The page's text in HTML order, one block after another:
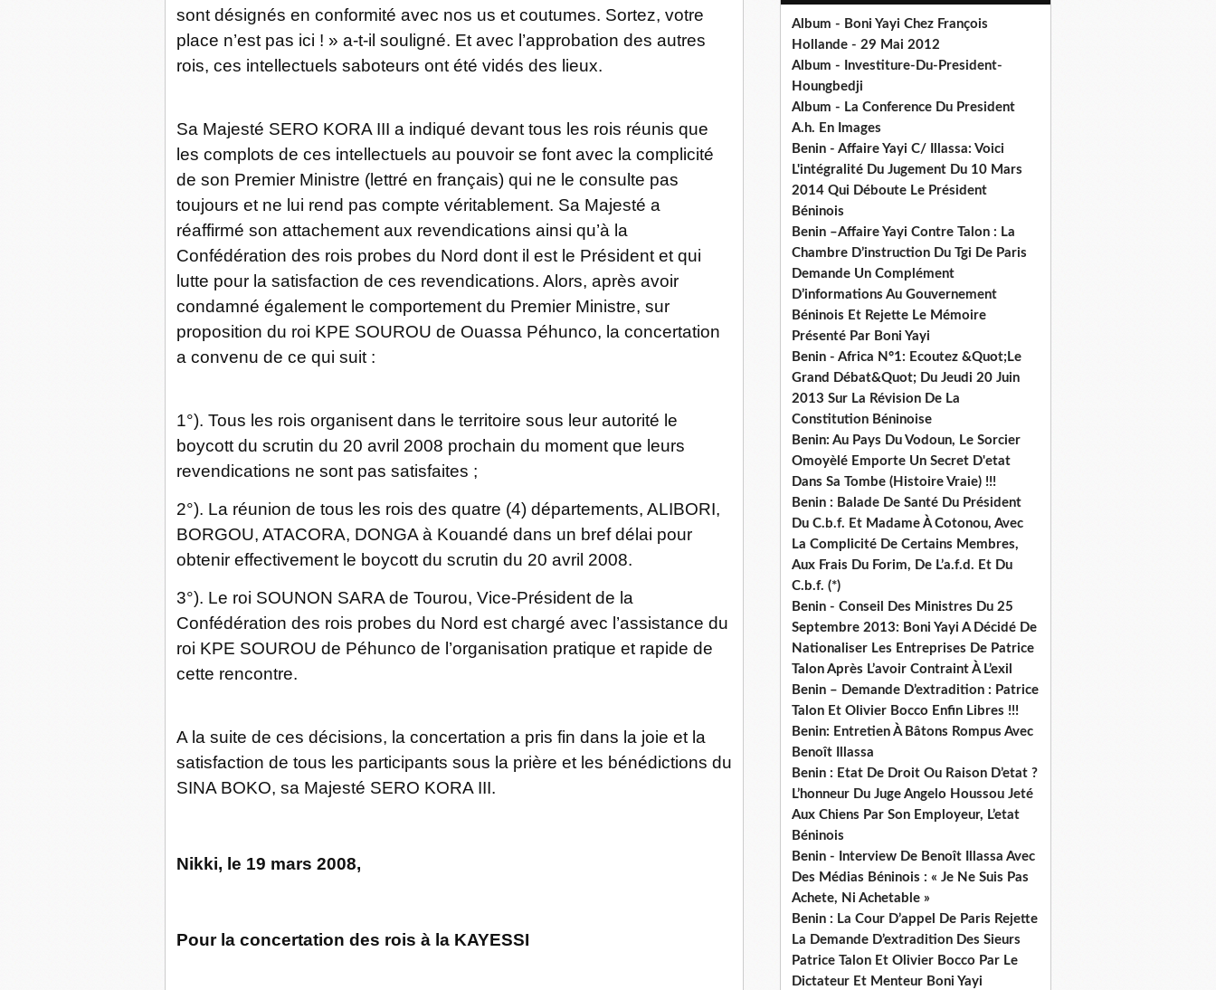
sont désignés en conformité avec nos us et coutumes. Sortez, votre
place n’est pas ici ! » a-t-il souligné. Et avec l’approbation des autres
rois, ces intellectuels saboteurs ont été vidés des lieux.
Sa Majesté SERO KORA III a indiqué devant tous les rois réunis que
les complots de ces intellectuels au pouvoir se font avec la complicité
de son Premier Ministre (lettré en français) qui ne le consulte pas
toujours et ne lui rend pas compte véritablement. Sa Majesté a
réaffirmé son attachement aux revendications ainsi qu’à la
Confédération des rois probes du Nord dont il est le Président et qui
lutte pour la satisfaction de ces revendications. Alors, après avoir
condamné également le comportement du Premier Ministre, sur
proposition du roi KPE SOUROU de Ouassa Péhunco, la concertation
a convenu de ce qui suit :
1°). Tous les rois organisent dans le territoire sous leur autorité le
boycott du scrutin du 20 avril 2008 prochain du moment que leurs
revendications ne sont pas satisfaites ;
2°). La réunion de tous les rois des quatre (4) départements, ALIBORI,
BORGOU, ATACORA, DONGA à Kouandé dans un bref délai pour
obtenir effectivement le boycott du scrutin du 20 avril 2008.
3°). Le roi SOUNON SARA de Tourou, Vice-Président de la
Confédération des rois probes du Nord est chargé avec l’assistance du
roi KPE SOUROU de Péhunco de l’organisation pratique et rapide de
cette rencontre.
A la suite de ces décisions, la concertation a pris fin dans la joie et la
satisfaction de tous les participants sous la prière et les bénédictions du
SINA BOKO, sa Majesté SERO KORA III.
Nikki, le 19 mars 2008,
Pour la concertation des rois à la KAYESSI
Album - Boni Yayi Chez François
Hollande - 29 Mai 2012
Album - Investiture-Du-President-
Houngbedji
Album - La Conference Du President
A.h. En Images
Benin - Affaire Yayi C/ Illassa: Voici
L'intégralité Du Jugement Du 10 Mars
2014 Qui Déboute Le Président
Béninois
Benin –Affaire Yayi Contre Talon : La
Chambre D’instruction Du Tgi De Paris
Demande Un Complément
D’informations Au Gouvernement
Béninois Et Rejette Le Mémoire
Présenté Par Boni Yayi
Benin - Africa N°1: Ecoutez &Quot;Le
Grand Débat&Quot; Du Jeudi 20 Juin
2013 Sur La Révision De La
Constitution Béninoise
Benin: Au Pays Du Vodoun, Le Sorcier
Omoyèlé Emporte Un Secret D'etat
Dans Sa Tombe (Histoire Vraie) !!!
Benin : Balade De Santé Du Président
Du C.b.f. Et Madame À Cotonou, Avec
La Complicité De Certains Membres,
Aux Frais Du Forim, De L’a.f.d. Et Du
C.b.f. (*)
Benin - Conseil Des Ministres Du 25
Septembre 2013: Boni Yayi A Décidé De
Nationaliser Les Entreprises De Patrice
Talon Après L’avoir Contraint À L’exil
Benin – Demande D’extradition : Patrice
Talon Et Olivier Bocco Enfin Libres !!!
Benin: Entretien À Bâtons Rompus Avec
Benoît Illassa
Benin : Etat De Droit Ou Raison D’etat ?
L’honneur Du Juge Angelo Houssou Jeté
Aux Chiens Par Son Employeur, L’etat
Béninois
Benin - Interview De Benoît Illassa Avec
Des Médias Béninois : « Je Ne Suis Pas
Achete, Ni Achetable »
Benin : La Cour D’appel De Paris Rejette
La Demande D’extradition Des Sieurs
Patrice Talon Et Olivier Bocco Par Le
Dictateur Et Menteur Boni Yayi